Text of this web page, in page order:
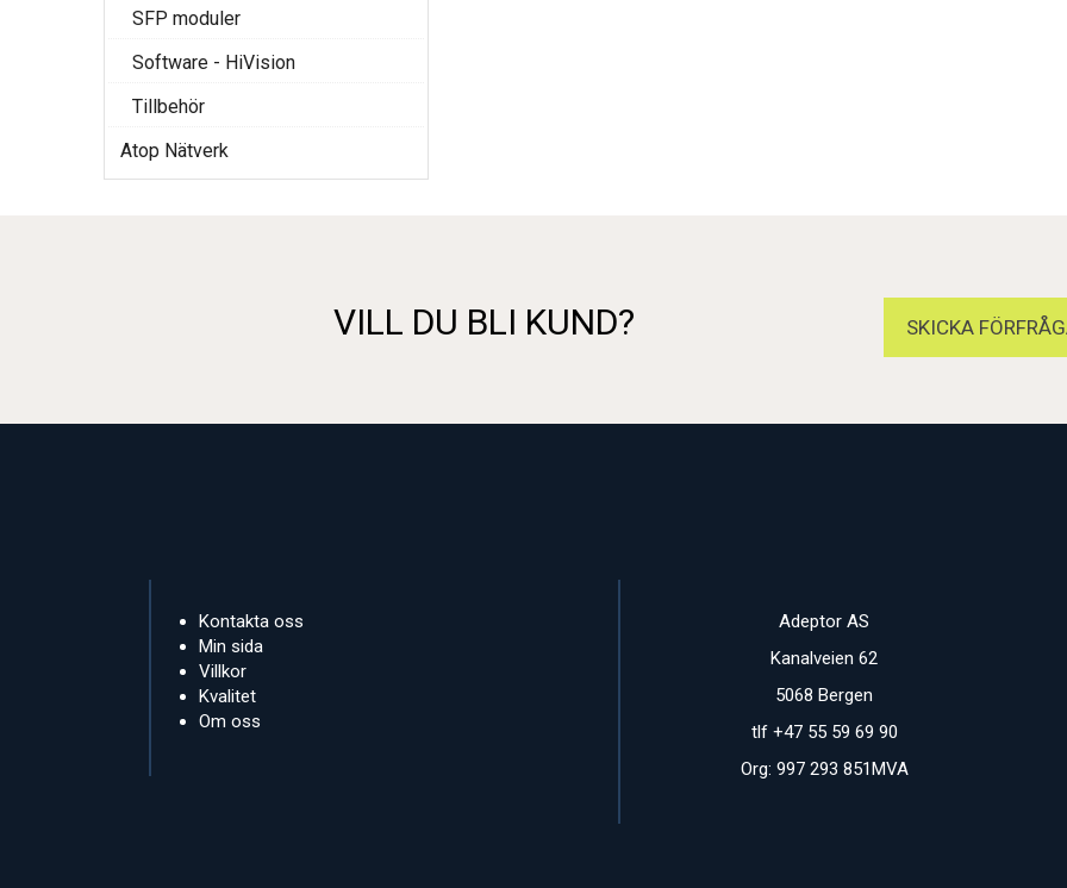
SFP moduler
Software - HiVision
Tillbehör
Atop Nätverk
VILL DU BLI KUND? SKICKA
Kontakta oss
Min sida
Villkor
Kvalitet
Om oss
Adeptor AS
Kanalveien 62
5068 Bergen
tlf +47 55 59 69 90
Org: 997 293 851MVA